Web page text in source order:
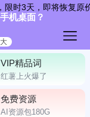
VIP精品词
红薯上火爆了
免费资源
AI资源包180G
限时3天，即将恢复原
机桌面？